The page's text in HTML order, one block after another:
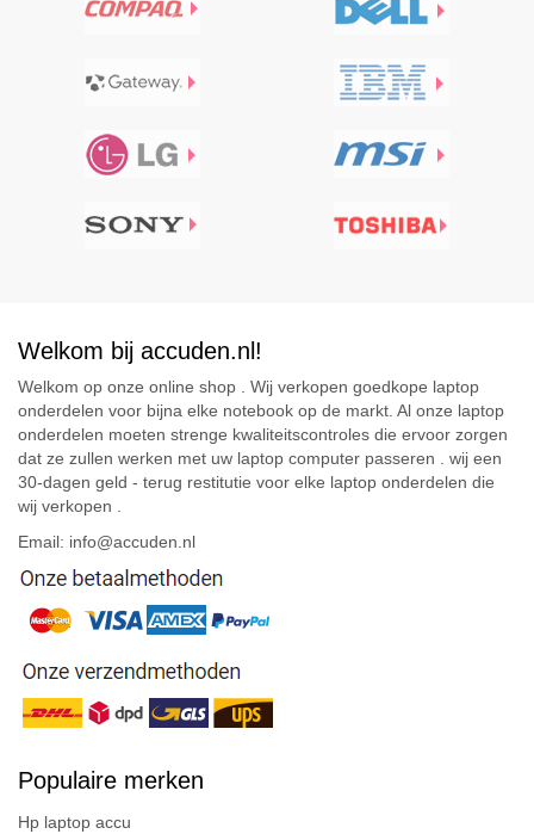
Welkom bij accuden.nl!
Welkom op onze online shop . Wij verkopen goedkope laptop
onderdelen voor bijna elke notebook op de markt. Al onze laptop
onderdelen moeten strenge kwaliteitscontroles die ervoor zorgen
dat ze zullen werken met uw laptop computer passeren . wij een
30-dagen geld - terug restitutie voor elke laptop onderdelen die
wij verkopen .
Email: info@accuden.nl
Populaire merken
Hp laptop accu